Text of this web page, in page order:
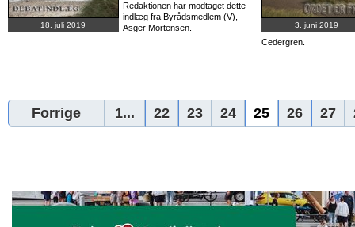
18. juli 2019
Redaktionen har modtaget dette
indlæg fra Byrådsmedlem (V),
Asger Mortensen.
3. juni 2019
Cedergren.
Forrige 1... 22 23 24 25 26 27